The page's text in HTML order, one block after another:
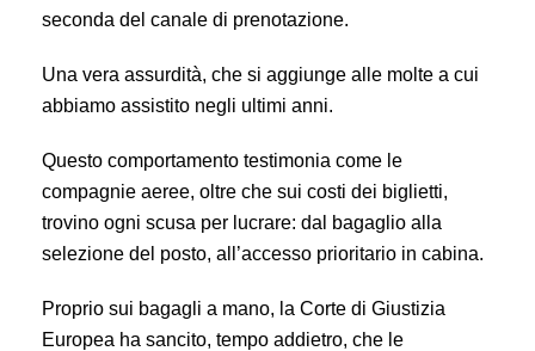
seconda del canale di prenotazione.
Una vera assurdità, che si aggiunge alle molte a cui
abbiamo assistito negli ultimi anni.
Questo comportamento testimonia come le
compagnie aeree, oltre che sui costi dei biglietti,
trovino ogni scusa per lucrare: dal bagaglio alla
selezione del posto, all’accesso prioritario in cabina.
Proprio sui bagagli a mano, la Corte di Giustizia
Europea ha sancito, tempo addietro, che le